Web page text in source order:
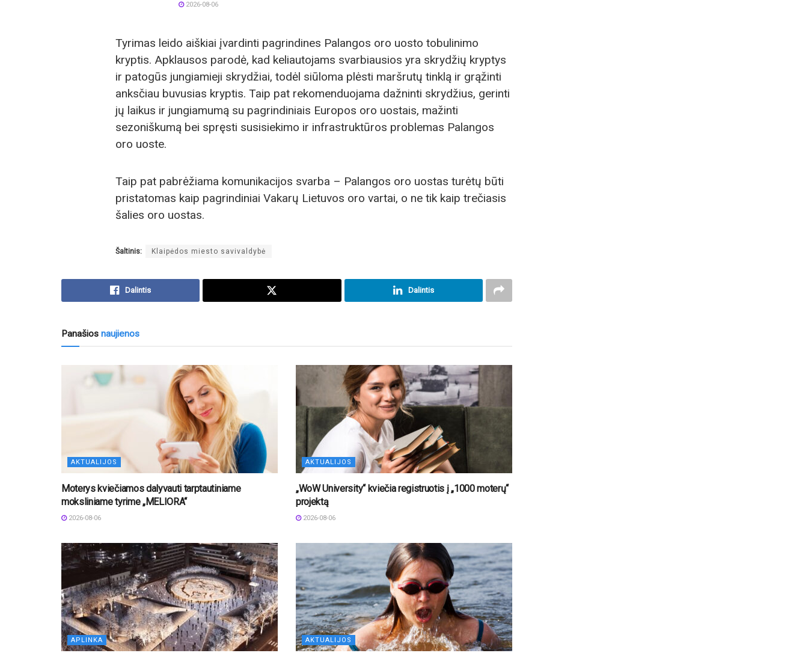
2026-08-06
Tyrimas leido aiškiai įvardinti pagrindines Palangos oro uosto tobulinimo
kryptis. Apklausos parodė, kad keliautojams svarbiausios yra skrydžių kryptys
ir patogūs jungiamieji skrydžiai, todėl siūloma plėsti maršrutų tinklą ir grąžinti
anksčiau buvusias kryptis. Taip pat rekomenduojama dažninti skrydžius, gerinti
jų laikus ir jungiamumą su pagrindiniais Europos oro uostais, mažinti
sezoniškumą bei spręsti susisiekimo ir infrastruktūros problemas Palangos
oro uoste.
Taip pat pabrėžiama komunikacijos svarba – Palangos oro uostas turėtų būti
pristatomas kaip pagrindiniai Vakarų Lietuvos oro vartai, o ne tik kaip trečiasis
šalies oro uostas.
Šaltinis: Klaipėdos miesto savivaldybė
Dalintis Dalintis
Panašios naujienos
AKTUALIJOS
Moterys kviečiamos dalyvauti tarptautiniame
moksliniame tyrime „MELIORA“
2026-08-06
AKTUALIJOS
„WoW University“ kviečia registruotis į „1000 moterų“
projektą
2026-08-06
APLINKA AKTUALIJOS